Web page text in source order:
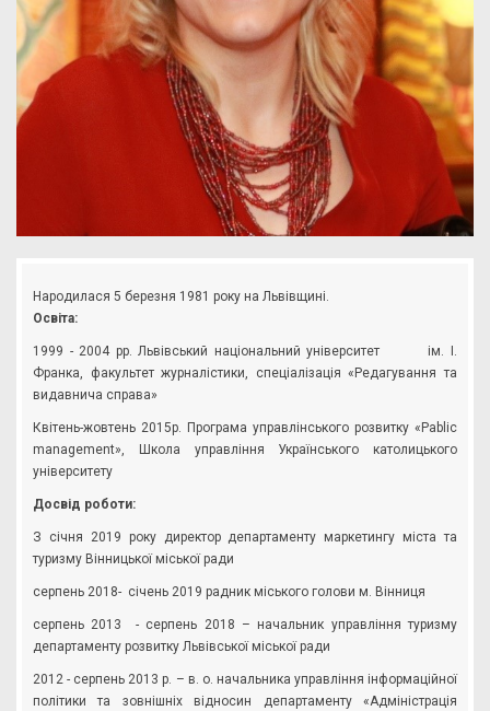
Народилася 5 березня 1981 року на Львівщині.
Освіта:
1999 - 2004 рр. Львівський національний університет ім. І.
Франка, факультет журналістики, спеціалізація «Редагування та
видавнича справа»
Квітень-жовтень 2015р. Програма управлінського розвитку «Pablic
management», Школа управління Українського католицького
університету
Досвід роботи:
З січня 2019 року директор департаменту маркетингу міста та
туризму Вінницької міської ради
серпень 2018- січень 2019 радник міського голови м. Вінниця
серпень 2013 - серпень 2018 – начальник управління туризму
департаменту розвитку Львівської міської ради
2012 - серпень 2013 р. – в. о. начальника управління інформаційної
політики та зовнішніх відносин департаменту «Адміністрація